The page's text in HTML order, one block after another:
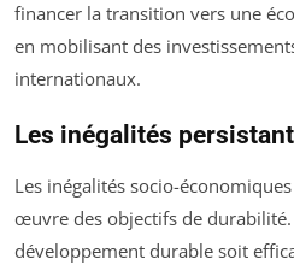
financer la transition vers une
en mobilisant des
internationaux.
Les inégalités
Les inégalités socio-
œuvre des objectifs de
développement durable soit